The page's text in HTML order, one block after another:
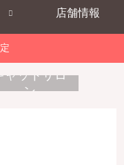
店舗情報
ャットサロ
ン